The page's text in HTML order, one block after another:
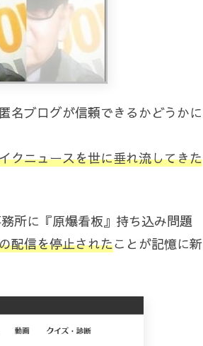
名ブログが信頼できるかどうかに
クニュースを世に垂れ流してきた
所に『原爆看板』持ち込み問題
配信を停止されたことが記憶に新